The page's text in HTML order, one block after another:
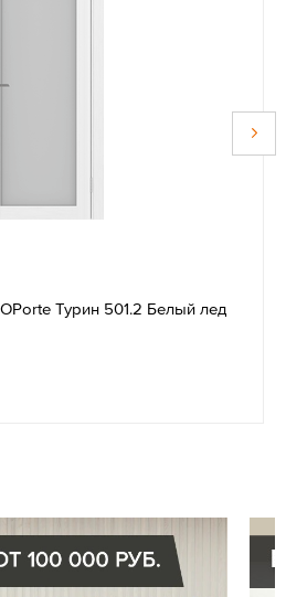
Турин 501.2 Белый лед